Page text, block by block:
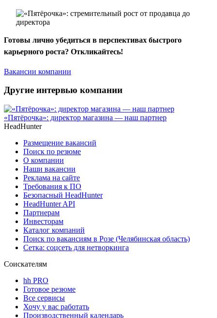
Готовы лично убедиться в перспективах быстрого
карьерного роста? Откликайтесь!
Вакансии компании
Другие интервью компании
«Пятёрочка»: директор магазина — наш партнер
HeadHunter
Размещение вакансий
Поиск по резюме
О компании
Наши вакансии
Реклама на сайте
Требования к ПО
Безопасный HeadHunter
HeadHunter API
Партнерам
Инвесторам
Каталог компаний
Поиск по вакансиям в Розе (Челябинская область)
Сетка: соцсеть для нетворкинга
Соискателям
hh PRO
Готовое резюме
Все сервисы
Хочу у вас работать
Производственный календарь